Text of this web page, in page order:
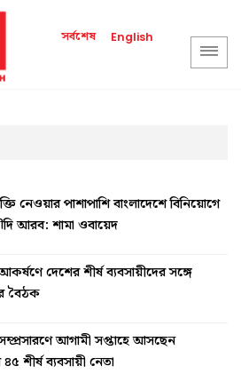
সর্বশেষ English
নেওয়ার পাশাপাশি বাংলাদেশে বিনিয়োগে
আরব: শামা ওবায়েদ
দেশের শীর্ষ ব্যবসায়ীদের সঙ্গে
বৈঠক
আগামী সপ্তাহে আসছেন
৪৫ শীর্ষ ব্যবসায়ী নেতা